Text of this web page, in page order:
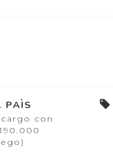
PAÌS
con